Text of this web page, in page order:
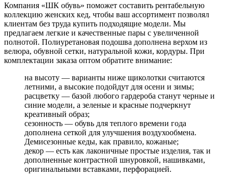
Компания «ШК обувь» поможет составить рентабельную
коллекцию женских кед, чтобы ваш ассортимент позволял
клиентам без труда купить подходящие модели. Мы
предлагаем легкие и качественные пары с увеличенной
полнотой. Полиуретановая подошва дополнена верхом из
велюра, обувной сетки, натуральной кожи, кордуры. При
комплектации заказа оптом обратите внимание:
на высоту — варианты ниже щиколотки считаются
летними, а высокие подойдут для осени и зимы;
расцветку — базой любого гардероба станут черные и
синие модели, а зеленые и красные подчеркнут
креативный образ;
сезонность — обувь для теплого времени года
дополнена сеткой для улучшения воздухообмена.
Демисезонные кеды, как правило, кожаные;
декор — есть как лаконичные простые изделия, так и
дополненные контрастной шнуровкой, нашивками,
оригинальными вставками, перфорацией.